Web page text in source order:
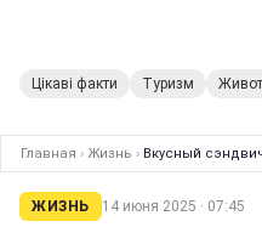
Цікаві факти Туризм
Главная › Жизнь › Вкусный
ЖИЗНЬ 14 июня 2025 · 07:45